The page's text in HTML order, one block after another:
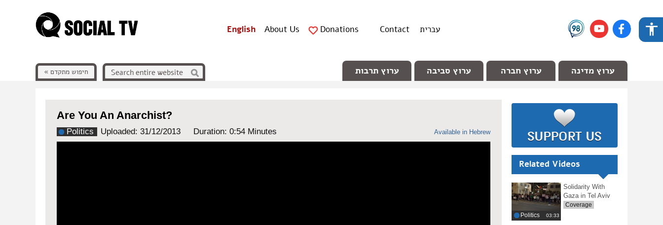
עברית Contact
Donations
About Us
English
ערוץ מדינה ערוץ חברה ערוץ סביבה ערוץ תרבות חיפוש מתקדם »
Are You An Anarchist?
Politics Uploaded: 31/12/2013 Duration: ‎0:54 Minutes Available in Hebrew
Related Videos
Politics ‎03:33
Solidarity With
Gaza in Tel Aviv
Coverage